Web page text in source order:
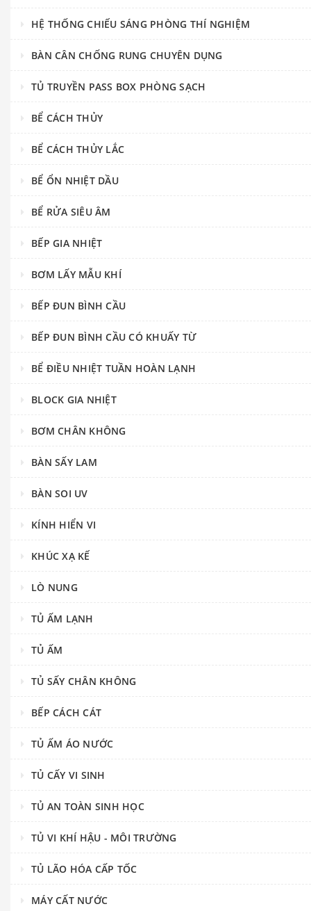
HỆ THỐNG CHIẾU SÁNG PHÒNG THÍ NGHIỆM
BÀN CÂN CHỐNG RUNG CHUYÊN DỤNG
TỦ TRUYỀN PASS BOX PHÒNG SẠCH
BỂ CÁCH THỦY
BỂ CÁCH THỦY LẮC
BỂ ỔN NHIỆT DẦU
BỂ RỬA SIÊU ÂM
BẾP GIA NHIỆT
BƠM LẤY MẪU KHÍ
BẾP ĐUN BÌNH CẦU
BẾP ĐUN BÌNH CẦU CÓ KHUẤY TỪ
BỂ ĐIỀU NHIỆT TUẦN HOÀN LẠNH
BLOCK GIA NHIỆT
BƠM CHÂN KHÔNG
BÀN SẤY LAM
BÀN SOI UV
KÍNH HIỂN VI
KHÚC XẠ KẾ
LÒ NUNG
TỦ ẤM LẠNH
TỦ ẤM
TỦ SẤY CHÂN KHÔNG
BẾP CÁCH CÁT
TỦ ẤM ÁO NƯỚC
TỦ CẤY VI SINH
TỦ AN TOÀN SINH HỌC
TỦ VI KHÍ HẬU - MÔI TRƯỜNG
TỦ LÃO HÓA CẤP TỐC
MÁY CẤT NƯỚC